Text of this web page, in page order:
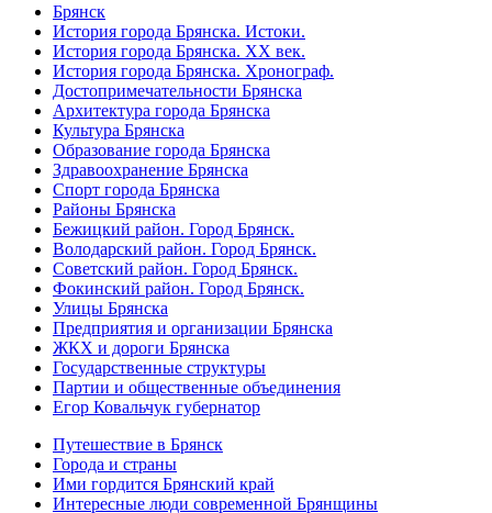
Брянск
История города Брянска. Истоки.
История города Брянска. XX век.
История города Брянска. Хронограф.
Достопримечательности Брянска
Архитектура города Брянска
Культура Брянска
Образование города Брянска
Здравоохранение Брянска
Спорт города Брянска
Районы Брянска
Бежицкий район. Город Брянск.
Володарский район. Город Брянск.
Советский район. Город Брянск.
Фокинский район. Город Брянск.
Улицы Брянска
Предприятия и организации Брянска
ЖКХ и дороги Брянска
Государственные структуры
Партии и общественные объединения
Егор Ковальчук губернатор
Путешествие в Брянск
Города и страны
Ими гордится Брянский край
Интересные люди современной Брянщины